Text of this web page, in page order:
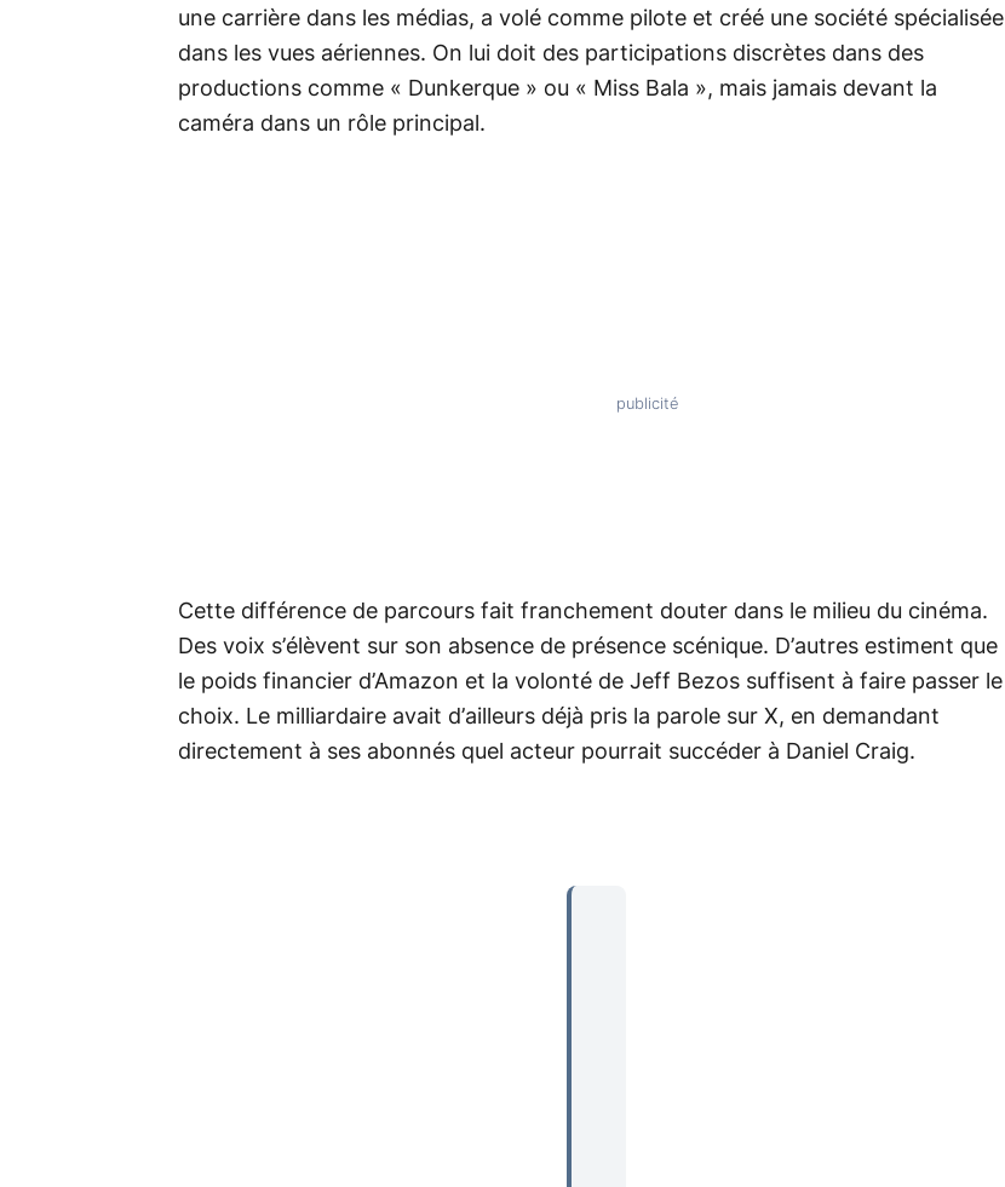
une carrière dans les médias, a volé comme pilote et créé une société spécialisée
dans les vues aériennes. On lui doit des participations discrètes dans des
productions comme « Dunkerque » ou « Miss Bala », mais jamais devant la
caméra dans un rôle principal.
Cette différence de parcours fait franchement douter dans le milieu du cinéma.
Des voix s’élèvent sur son absence de présence scénique. D’autres estiment que
le poids financier d’Amazon et la volonté de Jeff Bezos suffisent à faire passer le
choix. Le milliardaire avait d’ailleurs déjà pris la parole sur X, en demandant
directement à ses abonnés quel acteur pourrait succéder à Daniel Craig.